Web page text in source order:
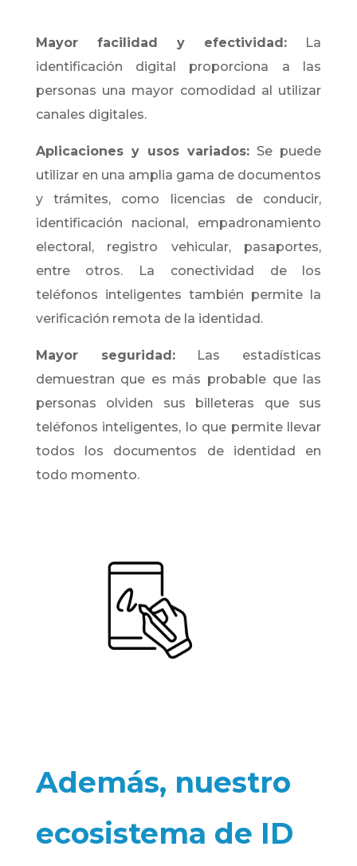
Mayor facilidad y efectividad: La
identificación digital proporciona a las
personas una mayor comodidad al utilizar
canales digitales.
Aplicaciones y usos variados: Se puede
utilizar en una amplia gama de documentos
y trámites, como licencias de conducir,
identificación nacional, empadronamiento
electoral, registro vehicular, pasaportes,
entre otros. La conectividad de los
teléfonos inteligentes también permite la
verificación remota de la identidad.
Mayor seguridad:Las estadísticas
demuestran que es más probable que las
personas olviden sus billeteras que sus
teléfonos inteligentes, lo que permite llevar
todos los documentos de identidad en
todo momento.
Además, nuestro
ecosistema de ID